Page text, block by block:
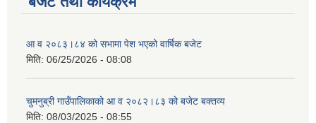
आ व २०८३।८४ को सभामा पेश भएको वार्षिक बजेट
मिति: 06/25/2026 - 08:08
चुमनुब्री गाउँपालिकाको आ व २०८२।८३ को बजेट बक्तव्य
मिति: 08/03/2025 - 08:55